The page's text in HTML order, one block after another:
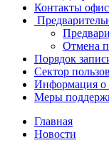
Контакты
Отмена
Порядок
Сектор
Информация о
Меры
Главная
Новости